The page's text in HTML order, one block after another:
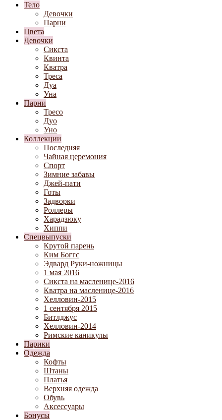
Тело
Девочки
Парни
Цвета
Девочки
Сикста
Квинта
Кватра
Треса
Дуа
Уна
Парни
Тресо
Дуо
Уно
Коллекции
Последняя
Чайная церемония
Спорт
Зимние забавы
Джей-пати
Готы
Задворки
Роллеры
Харадзюку
Хиппи
Спецвыпуски
Крутой парень
Ким Боггс
Эдвард Руки-ножницы
1 мая 2016
Сикста на масленице-2016
Кватра на масленице-2016
Хелловин-2015
1 сентября 2015
Битлджус
Хелловин-2014
Римские каникулы
Парики
Одежда
Кофты
Штаны
Платья
Верхняя одежда
Обувь
Аксессуары
Бонусы